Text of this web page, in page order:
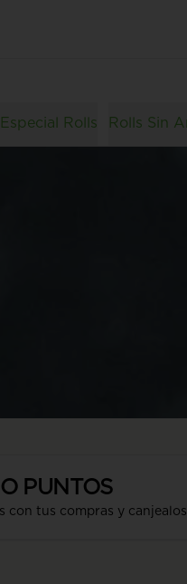
Especial Rolls Rolls Sin
PUNTOS
con tus compras y